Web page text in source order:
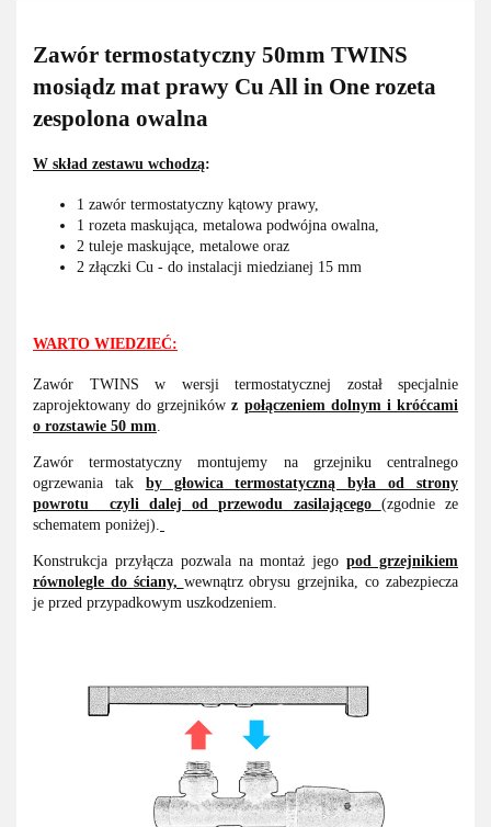
Zawór termostatyczny 50mm TWINS
mosiądz mat prawy Cu All in One rozeta
zespolona owalna
W skład zestawu wchodzą:
1 zawór termostatyczny kątowy prawy,
1 rozeta maskująca, metalowa podwójna owalna,
2 tuleje maskujące, metalowe oraz
2 złączki Cu - do instalacji miedzianej 15 mm
WARTO WIEDZIEĆ:
Zawór TWINS w wersji termostatycznej został specjalnie
zaprojektowany do grzejnikówz połączeniem dolnym i króćcami
o rozstawie 50 mm.
Zawór termostatyczny montujemy na grzejniku centralnego
ogrzewania tak by głowica termostatyczną była od strony
powrotu czyli dalej od przewodu zasilającego (zgodnie ze
schematem poniżej).
Konstrukcja przyłącza pozwala na montaż jegopod grzejnikiem
równolegle do ściany, wewnątrz obrysu grzejnika, co zabezpiecza
je przed przypadkowym uszkodzeniem.